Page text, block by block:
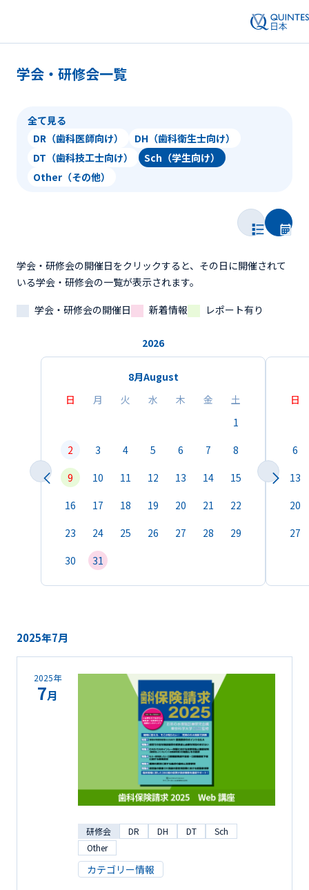
学会・研修会一覧
全て見る
DR（歯科医師向け）
DH（歯科衛生士向け）
DT（歯科技工士向け）
Sch（学生向け）
Other（その他）
学会・研修会の開催日をクリックすると、その日に開催されて
いる学会・研修会の一覧が表示されます。
学会・研修会の開催日
新着情報 レポート有り
2026
8月August
日
月 火 水 木 金
土
1
2
3 4 5 6 7
8
9
10 11 12 13 14
15
16
17 18 19 20 21
22
23
24 25 26 27 28
29
30
31
日
6
13
20
27
2025年7月
2025年
7月
研修会 DR DH DT
Sch
Other
カテゴリー情報